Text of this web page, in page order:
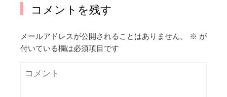
コメントを残す
メールアドレスが公開されることはありません。 ※ が
付いている欄は必須項目です